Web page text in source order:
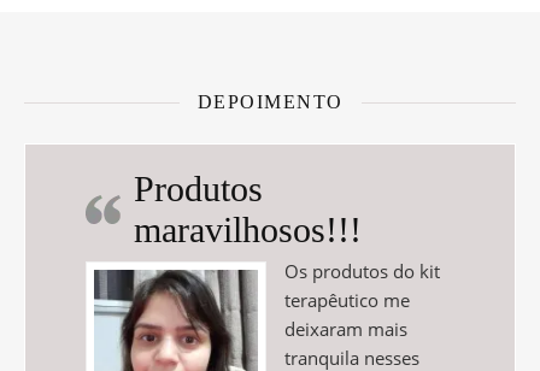
DEPOIMENTO
Produtos
maravilhosos!!!
Os produtos do kit
terapêutico me
deixaram mais
tranquila nesses